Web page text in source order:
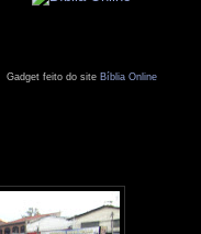
Gadget feito do site Bíblia Online